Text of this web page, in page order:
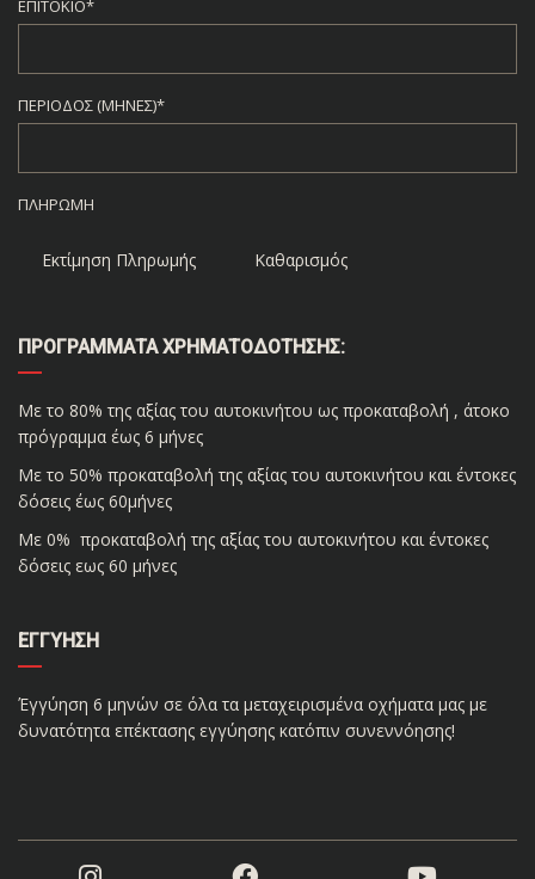
ΕΠΙΤΌΚΙΟ*
ΠΕΡΊΟΔΟΣ (ΜΉΝΕΣ)*
ΠΛΗΡΩΜΉ
Εκτίμηση Πληρωμής Καθαρισμός
ΠΡΟΓΡΆΜΜΑΤΑ ΧΡΗΜΑΤΟΔΌΤΗΣΗΣ:
Με το 80% της αξίας του αυτοκινήτου ως προκαταβολή , άτοκο
πρόγραμμα έως 6 μήνες
Με το 50% προκαταβολή της αξίας του αυτοκινήτου και έντοκες
δόσεις έως 60μήνες
Με 0% προκαταβολή της αξίας του αυτοκινήτου και έντοκες
δόσεις εως 60 μήνες
ΕΓΓΎΗΣΗ
Έγγύηση 6 μηνών σε όλα τα μεταχειρισμένα οχήματα μας με
δυνατότητα επέκτασης εγγύησης κατόπιν συνεννόησης!